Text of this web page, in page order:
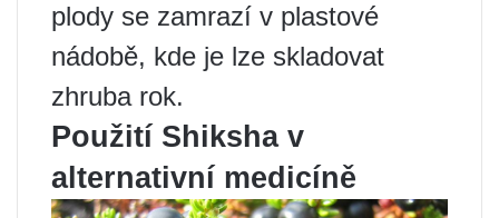
plody se zamrazí v plastové
nádobě, kde je lze skladovat
zhruba rok.
Použití Shiksha v
alternativní medicíně